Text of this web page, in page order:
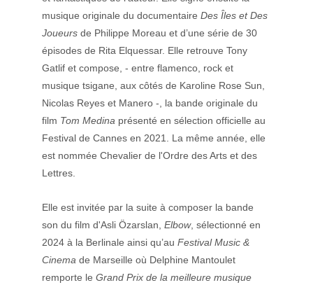
musique originale du documentaire Des Îles et Des
Joueurs de Philippe Moreau et d’une série de 30
épisodes de Rita Elquessar. Elle retrouve Tony
Gatlif et compose, - entre flamenco, rock et
musique tsigane, aux côtés de Karoline Rose Sun,
Nicolas Reyes et Manero -, la bande originale du
film Tom Medina présenté en sélection officielle au
Festival de Cannes en 2021. La même année, elle
est nommée Chevalier de l'Ordre des Arts et des
Lettres.
Elle est invitée par la suite à composer la bande
son du film d'Asli Özarslan, Elbow, sélectionné en
2024 à la Berlinale ainsi qu’au Festival Music &
Cinema de Marseille où Delphine Mantoulet
remporte le Grand Prix de la meilleure musique